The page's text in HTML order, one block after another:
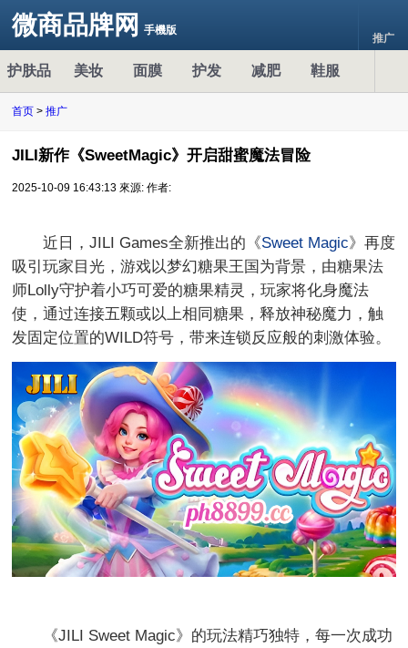
微商品牌网 手機版
推广
护肤品 美妆 面膜 护发 减肥 鞋服
首页 > 推广
JILI新作《SweetMagic》开启甜蜜魔法冒险
2025-10-09 16:43:13 來源: 作者:
近日，JILI Games全新推出的《Sweet Magic》再度
吸引玩家目光，游戏以梦幻糖果王国为背景，由糖果法
师Lolly守护着小巧可爱的糖果精灵，玩家将化身魔法
使，通过连接五颗或以上相同糖果，释放神秘魔力，触
发固定位置的WILD符号，带来连锁反应般的刺激体验。
《JILI Sweet Magic》的玩法精巧独特，每一次成功